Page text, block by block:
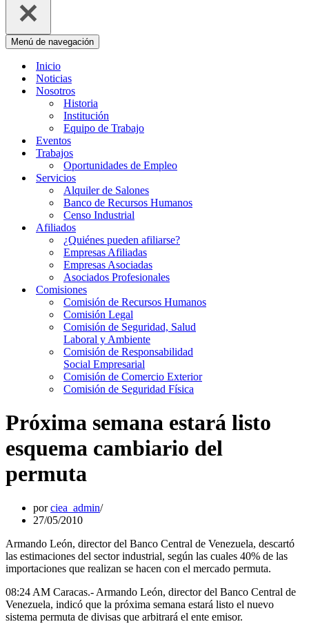
Menú de navegación
Inicio
Noticias
Nosotros
Historia
Institución
Equipo de Trabajo
Eventos
Trabajos
Oportunidades de Empleo
Servicios
Alquiler de Salones
Banco de Recursos Humanos
Censo Industrial
Afiliados
¿Quiénes pueden afiliarse?
Empresas Afiliadas
Empresas Asociadas
Asociados Profesionales
Comisiones
Comisión de Recursos Humanos
Comisión Legal
Comisión de Seguridad, Salud
Laboral y Ambiente
Comisión de Responsabilidad
Social Empresarial
Comisión de Comercio Exterior
Comisión de Seguridad Física
Próxima semana estará listo
esquema cambiario del
permuta
porciea_admin
27/05/2010
Armando León, director del Banco Central de Venezuela, descartó
las estimaciones del sector industrial, según las cuales 40% de las
importaciones que realizan se hacen con el mercado permuta.
08:24 AM Caracas.- Armando León, director del Banco Central de
Venezuela, indicó que la próxima semana estará listo el nuevo
sistema permuta de divisas que arbitrará el ente emisor.